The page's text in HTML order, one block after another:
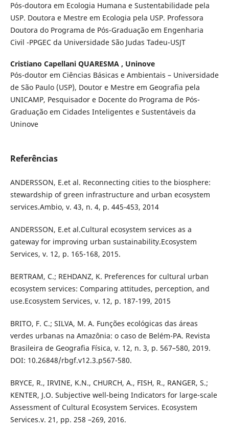
Pós-doutora em Ecologia Humana e Sustentabilidade pela
USP. Doutora e Mestre em Ecologia pela USP. Professora
Doutora do Programa de Pós-Graduação em Engenharia
Civil -PPGEC da Universidade São Judas Tadeu-USJT
Cristiano Capellani QUARESMA , Uninove
Pós-doutor em Ciências Básicas e Ambientais – Universidade
de São Paulo (USP), Doutor e Mestre em Geografia pela
UNICAMP, Pesquisador e Docente do Programa de Pós-
Graduação em Cidades Inteligentes e Sustentáveis da
Uninove
Referências
ANDERSSON, E.et al. Reconnecting cities to the biosphere:
stewardship of green infrastructure and urban ecosystem
services.Ambio, v. 43, n. 4, p. 445-453, 2014
ANDERSSON, E.et al.Cultural ecosystem services as a
gateway for improving urban sustainability.Ecosystem
Services, v. 12, p. 165-168, 2015.
BERTRAM, C.; REHDANZ, K. Preferences for cultural urban
ecosystem services: Comparing attitudes, perception, and
use.Ecosystem Services, v. 12, p. 187-199, 2015
BRITO, F. C.; SILVA, M. A. Funções ecológicas das áreas
verdes urbanas na Amazônia: o caso de Belém-PA. Revista
Brasileira de Geografia Física, v. 12, n. 3, p. 567–580, 2019.
DOI: 10.26848/rbgf.v12.3.p567-580.
BRYCE, R., IRVINE, K.N., CHURCH, A., FISH, R., RANGER, S.;
KENTER, J.O. Subjective well-being Indicators for large-scale
Assessment of Cultural Ecosystem Services. Ecosystem
Services.v. 21, pp. 258 –269, 2016.